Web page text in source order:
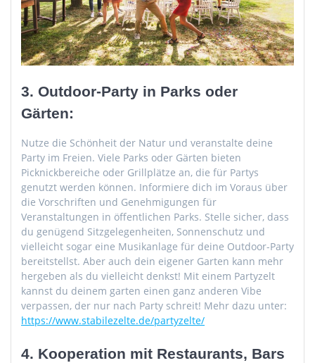
3. Outdoor-Party in Parks oder
Gärten:
Nutze die Schönheit der Natur und veranstalte deine
Party im Freien. Viele Parks oder Gärten bieten
Picknickbereiche oder Grillplätze an, die für Partys
genutzt werden können. Informiere dich im Voraus über
die Vorschriften und Genehmigungen für
Veranstaltungen in öffentlichen Parks. Stelle sicher, dass
du genügend Sitzgelegenheiten, Sonnenschutz und
vielleicht sogar eine Musikanlage für deine Outdoor-Party
bereitstellst. Aber auch dein eigener Garten kann mehr
hergeben als du vielleicht denkst! Mit einem Partyzelt
kannst du deinem garten einen ganz anderen Vibe
verpassen, der nur nach Party schreit! Mehr dazu unter:
https://www.stabilezelte.de/partyzelte/
4. Kooperation mit Restaurants, Bars